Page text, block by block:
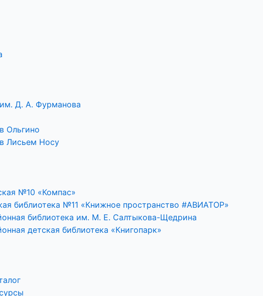
Д. А. Фурманова
Ольгино
Лисьем Носу
№10 «Компас»
библиотека №11 «Книжное пространство #АВИАТОР»
библиотека им. М. Е. Салтыкова-Щедрина
детская библиотека «Книгопарк»